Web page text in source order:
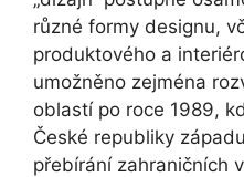
různé formy designu,
produktového a
umožněno zejména
oblastí po roce 1989,
České republiky
přebírání zahraničních